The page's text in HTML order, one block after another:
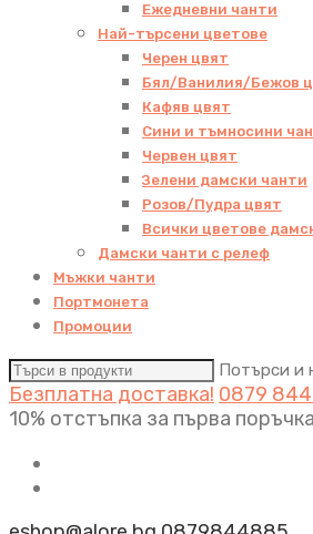
Ежедневни чанти
Най-търсени цветове
Черен цвят
Бял/Ванилия/Бежов
Кафяв цвят
Сини и тъмносини
Червен цвят
Зелени дамски чанти
Розов/Пудра цвят
Всички цветове
Дамски чанти с релеф
Мъжки чанти
Портмонета
Промоции
Потърси и
Безплатна доставка! 0879
10% отстъпка за първа